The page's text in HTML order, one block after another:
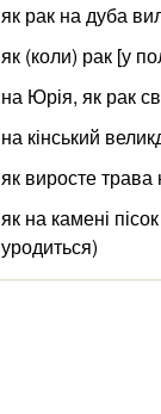
як рак на дуба
як (коли) рак [у
на Юрія, як рак
на кінський
як виросте трава
як на камені
уродиться)